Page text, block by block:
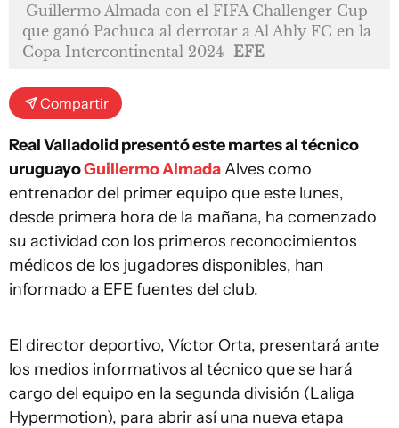
Guillermo Almada con el FIFA Challenger Cup
que ganó Pachuca al derrotar a Al Ahly FC en la
Copa Intercontinental 2024 EFE
Compartir
Real Valladolid presentó este martes al técnico
uruguayoGuillermo AlmadaAlves como
entrenador del primer equipo que este lunes,
desde primera hora de la mañana, ha comenzado
su actividad con los primeros reconocimientos
médicos de los jugadores disponibles, han
informado a EFE fuentes del club.
El director deportivo, Víctor Orta, presentará ante
los medios informativos al técnico que se hará
cargo del equipo en la segunda división (Laliga
Hypermotion), para abrir así una nueva etapa